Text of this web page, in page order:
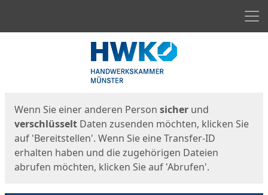
Wenn Sie einer anderen Person sicher und
verschlüsselt Daten zusenden möchten, klicken Sie
auf 'Bereitstellen'. Wenn Sie eine Transfer-ID
erhalten haben und die zugehörigen Dateien
abrufen möchten, klicken Sie auf 'Abrufen'.